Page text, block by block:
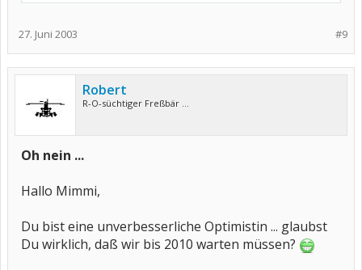
#9
27. Juni 2003
Robert
R-O-süchtiger Freßbär ...
Oh nein ...
Hallo Mimmi,
Du bist eine unverbesserliche Optimistin ... glaubst
Du wirklich, daß wir bis 2010 warten müssen?